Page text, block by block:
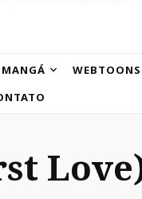
WEBTOONS